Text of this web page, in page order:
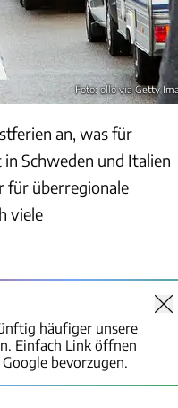
Foto: ollo via Getty
an, was für
Schweden und Italien
für überregionale
viele
häufiger unsere
Einfach Link öffnen
bevorzugen.